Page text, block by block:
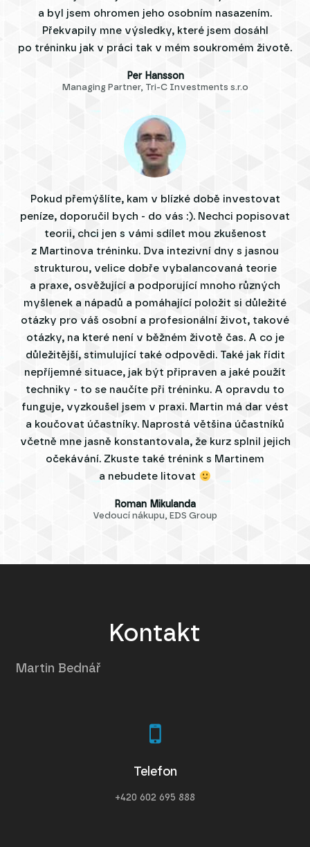
a byl jsem ohromen jeho osobním nasazením.
Překvapily mne výsledky, které jsem dosáhl
po tréninku jak v práci tak v mém soukromém životě.
Per Hansson
Managing Partner, Tri-C Investments s.r.o
Pokud přemýšlíte, kam v blízké době investovat
peníze, doporučil bych - do vás :). Nechci popisovat
teorii, chci jen s vámi sdílet mou zkušenost
z Martinova tréninku. Dva intezivní dny s jasnou
strukturou, velice dobře vybalancovaná teorie
a praxe, osvěžující a podporující mnoho různých
myšlenek a nápadů a pomáhající položit si důležité
otázky pro váš osobní a profesionální život, takové
otázky, na které není v běžném životě čas. A co je
důležitější, stimulující také odpovědi. Také jak řídit
nepříjemné situace, jak být připraven a jaké použít
techniky - to se naučíte při tréninku. A opravdu to
funguje, vyzkoušel jsem v praxi. Martin má dar vést
a koučovat účastníky. Naprostá většina účastníků
včetně mne jasně konstantovala, že kurz splnil jejich
očekávání. Zkuste také trénink s Martinem
a nebudete litovat
Roman Mikulanda
Vedoucí nákupu, EDS Group
Kontakt
Martin Bednář
Telefon
+420 602 695 888